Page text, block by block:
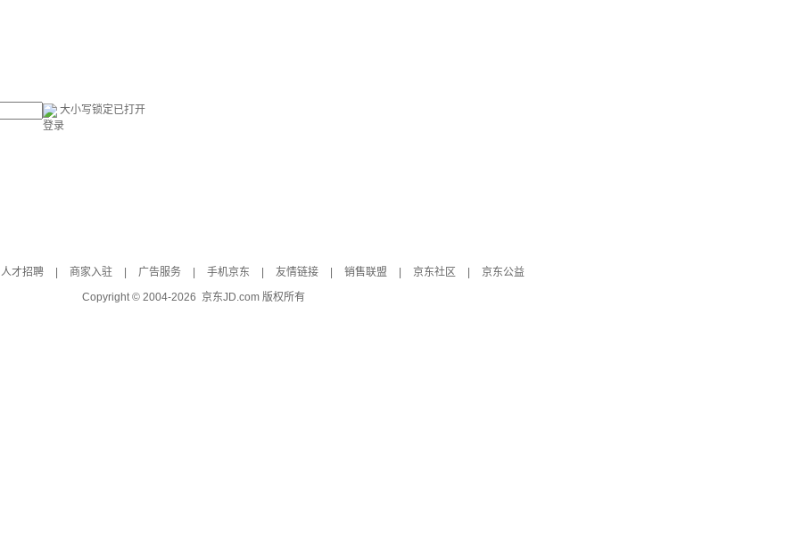
大小写锁定已打开
登录
人才招聘 商家入驻 广告服务 手机京东 友情链接 销售联盟 京东社区
京东公益
Copyright © 2004-2026 京东JD.com 版权所有